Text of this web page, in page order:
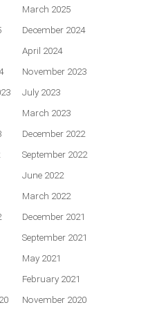
March 2025
December 2024
April 2024
November 2023
July 2023
March 2023
December 2022
September 2022
June 2022
March 2022
December 2021
September 2021
May 2021
February 2021
November 2020